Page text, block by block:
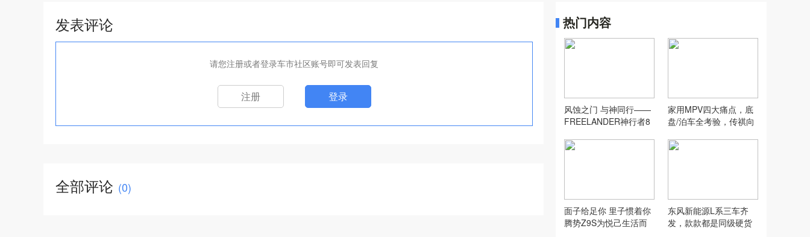
发表评论
请您注册或者登录车市社区账号即可发表回复
注册 登录
全部评论 (0)
热门内容
风蚀之门 与神同行——
FREELANDER神行者8
家用MPV四大痛点，底
盘/泊车全考验，传祺向
面子给足你 里子惯着你
腾势Z9S为悦己生活而
东风新能源L系三车齐
发，款款都是同级硬货